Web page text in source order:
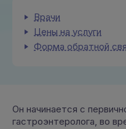
Врачи
Цены на услуги
Форма обратной
Он начинается с
гастроэнтеролога, во